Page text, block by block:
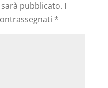
pubblicato. I
*